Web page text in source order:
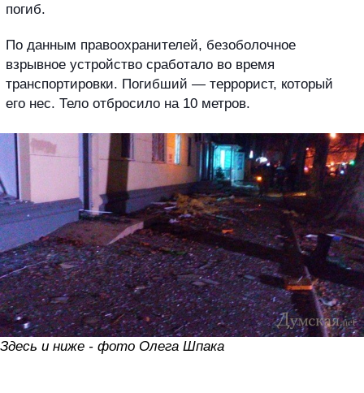
погиб.
По данным правоохранителей, безоболочное
взрывное устройство сработало во время
транспортировки. Погибший — террорист, который
его нес. Тело отбросило на 10 метров.
Здесь и ниже - фото Олега Шпака